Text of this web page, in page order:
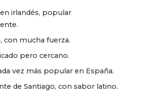
irlandés, popular
mucha fuerza.
pero cercano.
vez más popular en España.
de Santiago, con sabor latino.